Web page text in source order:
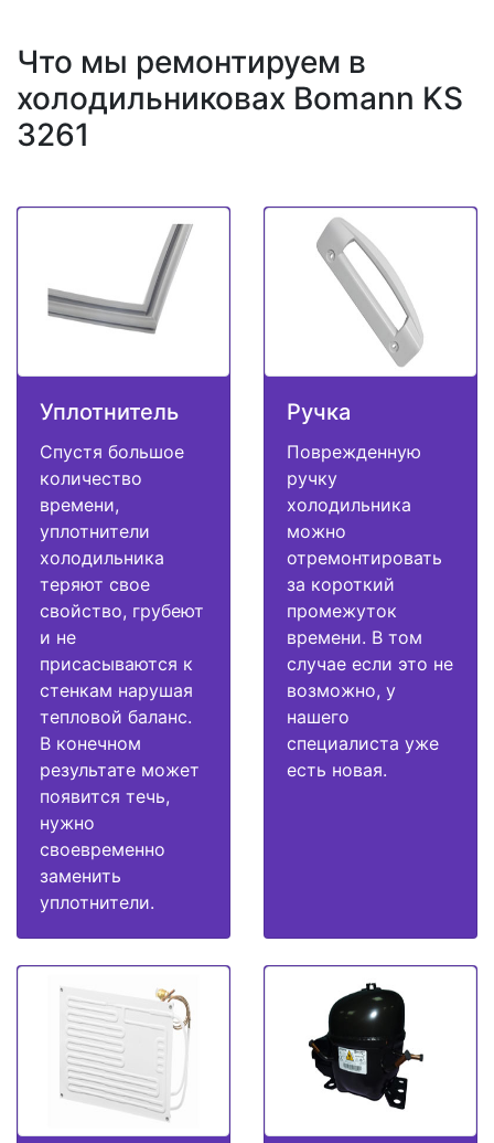
Что мы ремонтируем в
холодильниковах Bomann KS
3261
Уплотнитель
Спустя большое
количество
времени,
уплотнители
холодильника
теряют свое
свойство, грубеют
и не
присасываются к
стенкам нарушая
тепловой баланс.
В конечном
результате может
появится течь,
нужно
своевременно
заменить
уплотнители.
Ручка
Поврежденную
ручку
холодильника
можно
отремонтировать
за короткий
промежуток
времени. В том
случае если это не
возможно, у
нашего
специалиста уже
есть новая.